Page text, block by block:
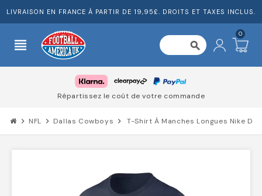
LIVRAISON EN FRANCE À PARTIR DE 19,95£. DROITS ET TAXES INCLUS.
view_headline search
0
Répartissez le coût de votre commande
chevron_right NFL chevron_right Dallas Cowboys chevron_right T-Shirt À Manches Longues Nike